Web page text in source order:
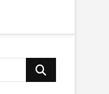
Search